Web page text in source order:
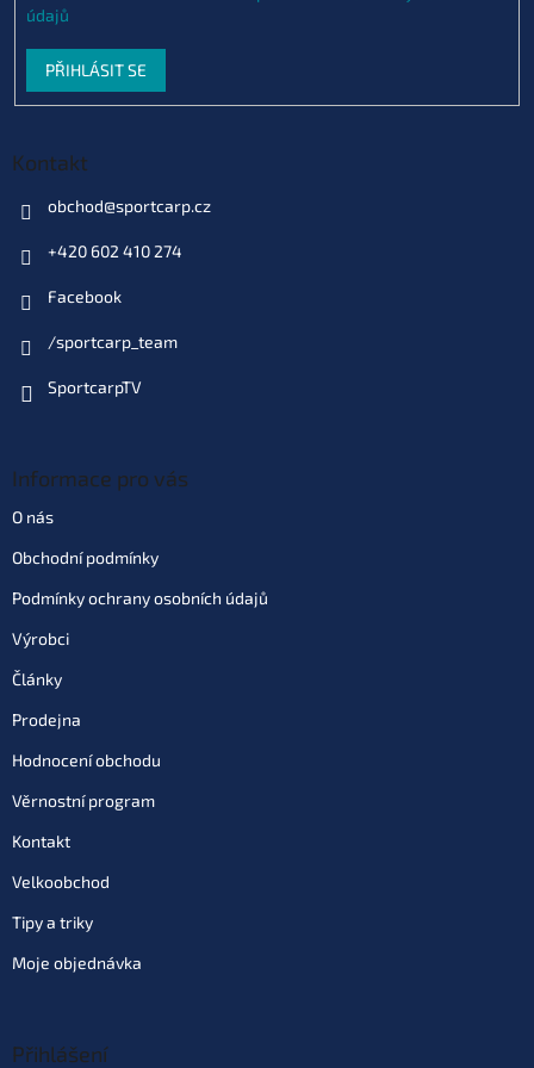
údajů
PŘIHLÁSIT SE
Kontakt
obchod@sportcarp.cz
+420 602 410 274
Facebook
/sportcarp_team
SportcarpTV
Informace pro vás
O nás
Obchodní podmínky
Podmínky ochrany osobních údajů
Výrobci
Články
Prodejna
Hodnocení obchodu
Věrnostní program
Kontakt
Velkoobchod
Tipy a triky
Moje objednávka
Přihlášení